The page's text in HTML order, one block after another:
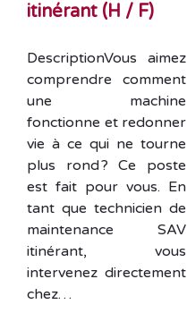
itinérant (H / F)
DescriptionVous aimez
comprendre comment
une machine
fonctionne et redonner
vie à ce qui ne tourne
plus rond ? Ce poste
est fait pour vous. En
tant que technicien de
maintenance SAV
itinérant, vous
intervenez directement
chez…